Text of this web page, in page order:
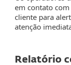
em contato
cliente para
atenção
Relatório